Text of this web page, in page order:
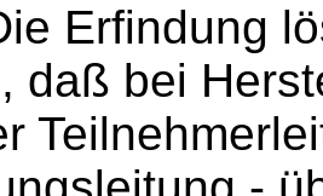
Erfindung
daß bei